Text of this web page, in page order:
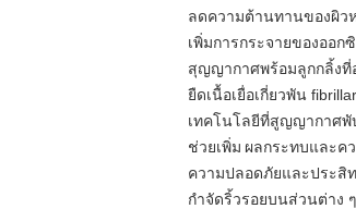
ลดความต้านทานของผิว
เพิ่มการกระจายของออ
สุญญากาศพร้อมลูกกลิ้งที่
ยืดเนื้อเยื่อเกี่ยวพัน
เทคโนโลยีที่สูญญากาศพั
ช่วยเพิ่ม ผลกระทบและค
ความปลอดภัยและประสิ
กำจัดริ้วรอยบนส่วนต่าง